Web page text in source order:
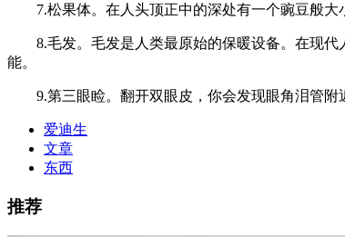
7.松果体。在人头顶正中的深处有一个豌豆般大
8.毛发。毛发是人类最原始的保暖设备。在现代
能。
9.第三眼睑。翻开双眼皮，你会发现眼角泪管附
爱迪生
文章
东西
推荐